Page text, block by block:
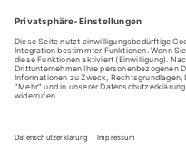
Kontakt
www.r-s-b.de
Weitere Domains